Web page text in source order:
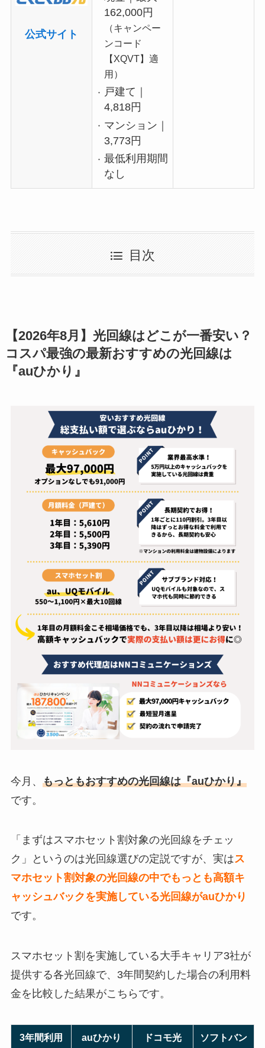
公式サイト
162,000円
（キャンペー
ンコード
【XQVT】適
用）
戸建て｜
4,818円
マンション｜
3,773円
最低利用期間
なし
目次
【2026年8月】光回線はどこが一番安い？
コスパ最強の最新おすすめの光回線は
『auひかり』
今月、 もっともおすすめの光回線は『auひかり』
です。
「まずはスマホセット割対象の光回線をチェッ
ク」というのは光回線選びの定説ですが、実はス
マホセット割対象の光回線の中でもっとも高額キ
ャッシュバックを実施している光回線がauひかり
です。
スマホセット割を実施している大手キャリア3社が
提供する各光回線で、3年間契約した場合の利用料
金を比較した結果がこちらです。
3年間利用
auひかり ドコモ光
ソフトバン